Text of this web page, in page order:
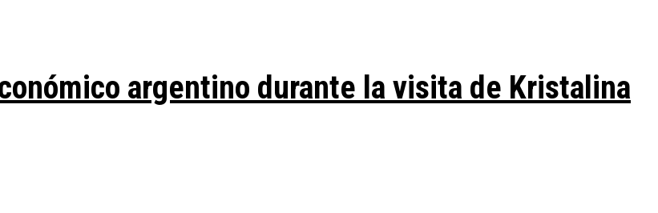
argentino durante la visita de Kristalina